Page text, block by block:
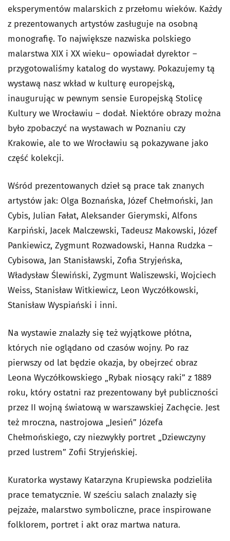
eksperymentów malarskich z przełomu wieków. Każdy
z prezentowanych artystów zasługuje na osobną
monografię. To największe nazwiska polskiego
malarstwa XIX i XX wieku– opowiadał dyrektor –
przygotowaliśmy katalog do wystawy. Pokazujemy tą
wystawą nasz wkład w kulturę europejską,
inaugurując w pewnym sensie Europejską Stolicę
Kultury we Wrocławiu – dodał. Niektóre obrazy można
było zpobaczyć na wystawach w Poznaniu czy
Krakowie, ale to we Wrocławiu są pokazywane jako
część kolekcji.
Wśród prezentowanych dzieł są prace tak znanych
artystów jak: Olga Boznańska, Józef Chełmoński, Jan
Cybis, Julian Fałat, Aleksander Gierymski, Alfons
Karpiński, Jacek Malczewski, Tadeusz Makowski, Józef
Pankiewicz, Zygmunt Rozwadowski, Hanna Rudzka –
Cybisowa, Jan Stanisławski, Zofia Stryjeńska,
Władysław Ślewiński, Zygmunt Waliszewski, Wojciech
Weiss, Stanisław Witkiewicz, Leon Wyczółkowski,
Stanisław Wyspiański i inni.
Na wystawie znalazły się też wyjątkowe płótna,
których nie oglądano od czasów wojny. Po raz
pierwszy od lat będzie okazja, by obejrzeć obraz
Leona Wyczółkowskiego „Rybak niosący raki” z 1889
roku, który ostatni raz prezentowany był publiczności
przez II wojną światową w warszawskiej Zachęcie. Jest
też mroczna, nastrojowa „Jesień” Józefa
Chełmońskiego, czy niezwykły portret „Dziewczyny
przed lustrem” Zofii Stryjeńskiej.
Kuratorka wystawy Katarzyna Krupiewska podzieliła
prace tematycznie. W sześciu salach znalazły się
pejzaże, malarstwo symboliczne, prace inspirowane
folklorem, portret i akt oraz martwa natura.